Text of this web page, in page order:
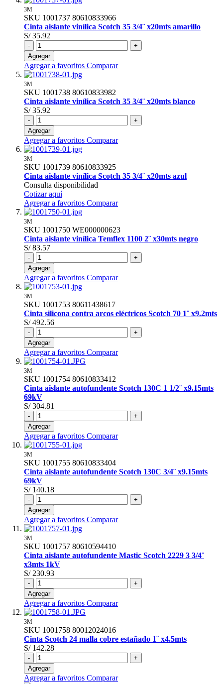
3M
SKU 1001737 80610833966
Cinta aislante vinílica Scotch 35 3/4¨ x20mts amarillo
S/ 35.92
-
+
Agregar
Agregar a favoritos Comparar
3M
SKU 1001738 80610833982
Cinta aislante vinílica Scotch 35 3/4¨ x20mts blanco
S/ 35.92
-
+
Agregar
Agregar a favoritos Comparar
3M
SKU 1001739 80610833925
Cinta aislante vinílica Scotch 35 3/4¨ x20mts azul
Consulta disponibilidad
Cotizar aquí
Agregar a favoritos Comparar
3M
SKU 1001750 WE000000623
Cinta aislante vinílica Temflex 1100 2¨ x30mts negro
S/ 83.57
-
+
Agregar
Agregar a favoritos Comparar
3M
SKU 1001753 80611438617
Cinta silicona contra arcos eléctricos Scotch 70 1¨ x9.2mts
S/ 492.56
-
+
Agregar
Agregar a favoritos Comparar
3M
SKU 1001754 80610833412
Cinta aislante autofundente Scotch 130C 1 1/2¨ x9.15mts
69kV
S/ 304.81
-
+
Agregar
Agregar a favoritos Comparar
3M
SKU 1001755 80610833404
Cinta aislante autofundente Scotch 130C 3/4¨ x9.15mts
69kV
S/ 140.18
-
+
Agregar
Agregar a favoritos Comparar
3M
SKU 1001757 80610594410
Cinta aislante autofundente Mastic Scotch 2229 3 3/4¨
x3mts 1kV
S/ 230.93
-
+
Agregar
Agregar a favoritos Comparar
3M
SKU 1001758 80012024016
Cinta Scotch 24 malla cobre estañado 1¨ x4.5mts
S/ 142.28
-
+
Agregar
Agregar a favoritos Comparar